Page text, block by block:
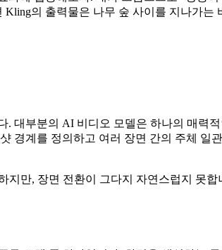
의 출력물은 나무 숲 사이를 지나가
. 대부분의 AI 비디오 모델은 하나의 매력
경계를 정의하고 여러 장면 간의 주체
지만, 장면 전환이 그다지 자연스럽지